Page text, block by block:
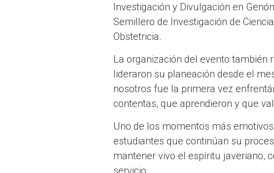
Investigación y Divulgación en
Semillero de Investigación de
Obstetricia.
La organización del evento también
lideraron su planeación desde el
nosotros fue la primera vez
contentas, que aprendieron y que
Uno de los momentos más
estudiantes que continúan su
mantener vivo el espíritu javeriano,
servicio.